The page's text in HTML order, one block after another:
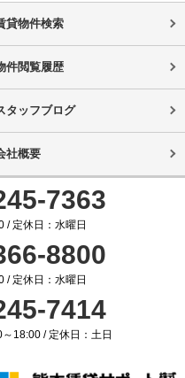
貸物件検索
件閲覧履歴
タッフブログ
社概要
7363
/ 定休日：水曜日
8800
/ 定休日：水曜日
7414
18:00 / 定休日：土日